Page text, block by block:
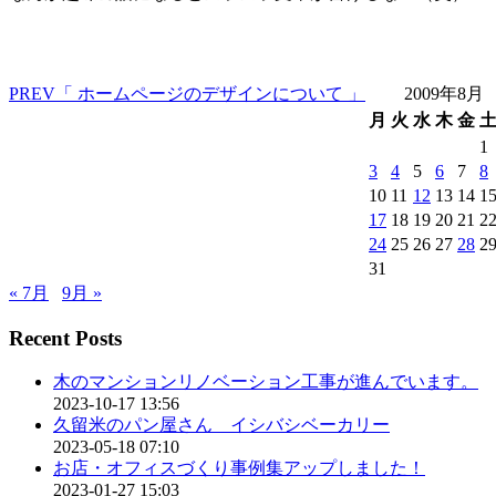
PREV 「 ホームページのデザインについて 」
2009年8月
月 火 水 木 金 土
1
3
4 5 6 7 8
10 11 12 13 14 15
17 18 19 20 21 22
24 25 26 27 28 29
31
« 7月
9月 »
Recent Posts
木のマンションリノベーション工事が進んでいます。
2023-10-17 13:56
久留米のパン屋さん イシバシベーカリー
2023-05-18 07:10
お店・オフィスづくり事例集アップしました！
2023-01-27 15:03